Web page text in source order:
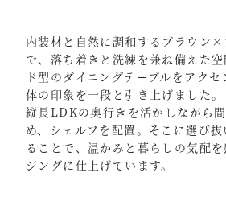
内装材と自然に調和するブラウン
で、落ち着きと洗練を兼ね備えた
ド型のダイニングテーブルをアク
体の印象を一段と引き上げました。
縦長LDKの奥行きを活かしながら
め、シェルフを配置。そこに選び
ることで、温かみと暮らしの気配
ジングに仕上げています。